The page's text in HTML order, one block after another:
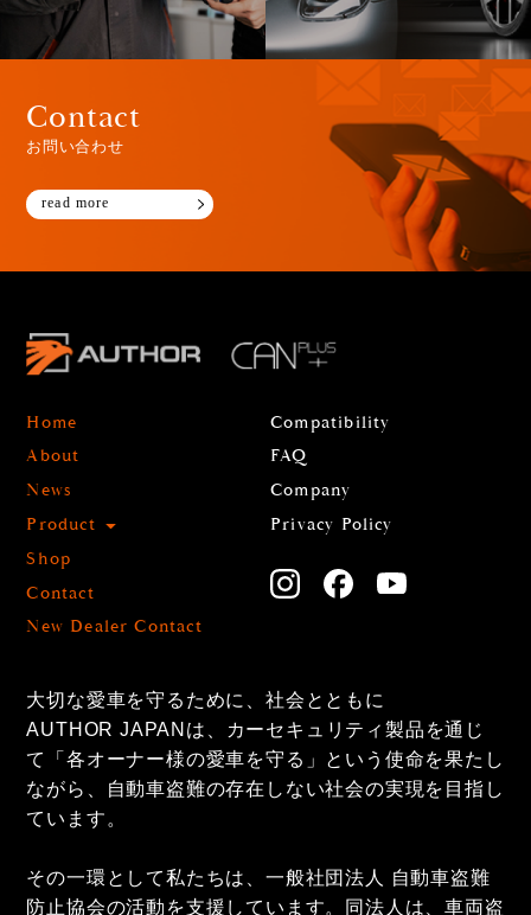
Contact
お問い合わせ
read more
Home
About
News
Product
Shop
Contact
New Dealer Contact
Compatibility
FAQ
Company
Privacy Policy
大切な愛車を守るために、社会とともに
AUTHOR JAPANは、カーセキュリティ製品を通じ
て「各オーナー様の愛車を守る」という使命を果たし
ながら、自動車盗難の存在しない社会の実現を目指し
ています。
その一環として私たちは、一般社団法人 自動車盗難
防止協会の活動を支援しています。同法人は、車両盗